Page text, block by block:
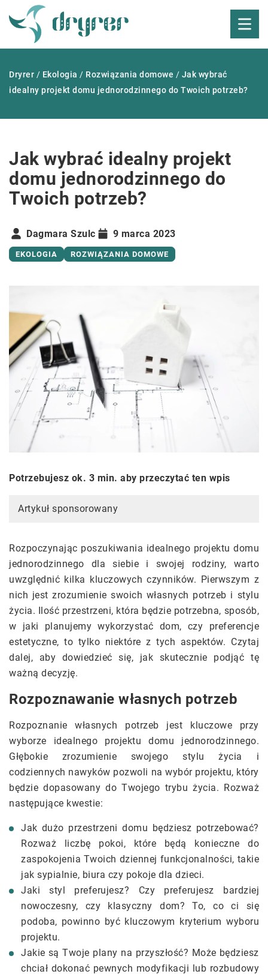
Dryrer / Ekologia / Rozwiązania domowe / Jak wybrać
idealny projekt domu jednorodzinnego do Twoich potrzeb?
Jak wybrać idealny projekt
domu jednorodzinnego do
Twoich potrzeb?
Dagmara Szulc 9 marca 2023
EKOLOGIA ROZWIĄZANIA DOMOWE
Potrzebujesz ok. 3 min. aby przeczytać ten wpis
Artykuł sponsorowany
Rozpoczynając poszukiwania idealnego projektu domu
jednorodzinnego dla siebie i swojej rodziny, warto
uwzględnić kilka kluczowych czynników. Pierwszym z
nich jest zrozumienie swoich własnych potrzeb i stylu
życia. Ilość przestrzeni, która będzie potrzebna, sposób,
w jaki planujemy wykorzystać dom, czy preferencje
estetyczne, to tylko niektóre z tych aspektów. Czytaj
dalej, aby dowiedzieć się, jak skutecznie podjąć tę
ważną decyzję.
Rozpoznawanie własnych potrzeb
Rozpoznanie własnych potrzeb jest kluczowe przy
wyborze idealnego projektu domu jednorodzinnego.
Głębokie zrozumienie swojego stylu życia i
codziennych nawyków pozwoli na wybór projektu, który
będzie dopasowany do Twojego trybu życia. Rozważ
następujące kwestie:
Jak dużo przestrzeni domu będziesz potrzebować?
Rozważ liczbę pokoi, które będą konieczne do
zaspokojenia Twoich dziennej funkcjonalności, takie
jak sypialnie, biura czy pokoje dla dzieci.
Jaki styl preferujesz? Czy preferujesz bardziej
nowoczesny, czy klasyczny dom? To, co ci się
podoba, powinno być kluczowym kryterium wyboru
projektu.
Jakie są Twoje plany na przyszłość? Może będziesz
chciał dokonać pewnych modyfikacji lub rozbudowy